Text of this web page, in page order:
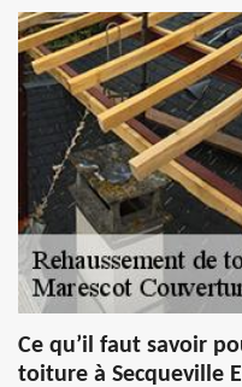
Ce qu’il faut savoir
toiture à Secqueville